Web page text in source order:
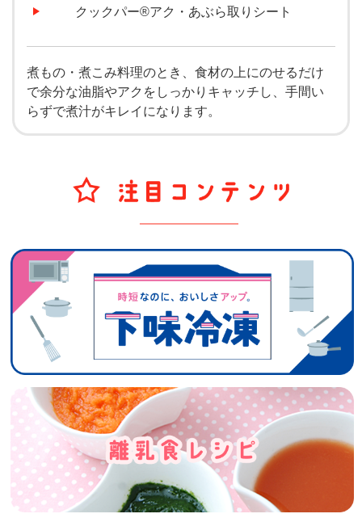
クックパー®アク・あぶら取りシート
煮もの・煮こみ料理のとき、食材の上にのせるだけ
で余分な油脂やアクをしっかりキャッチし、手間い
らずで煮汁がキレイになります。